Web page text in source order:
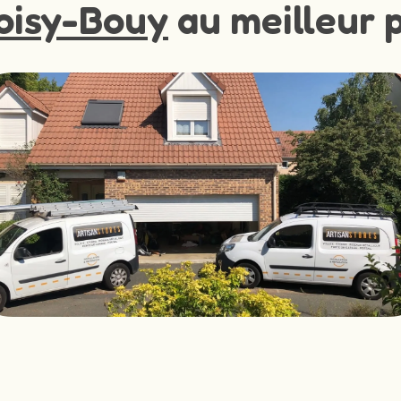
Bouy au meilleur